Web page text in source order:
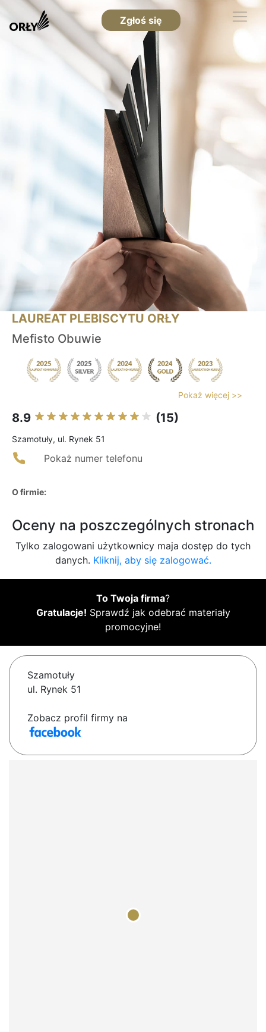
Zgłoś się
LAUREAT PLEBISCYTU ORŁY
Mefisto Obuwie
Pokaż więcej >>
8.9 (15)
Szamotuły, ul. Rynek 51
Pokaż numer telefonu
O firmie:
Oceny na poszczególnych stronach
Tylko zalogowani użytkownicy maja dostęp do tych
danych. Kliknij, aby się zalogować.
To Twoja firma?
Gratulacje! Sprawdź jak odebrać materiały
promocyjne!
Szamotuły
ul. Rynek 51
Zobacz profil firmy na